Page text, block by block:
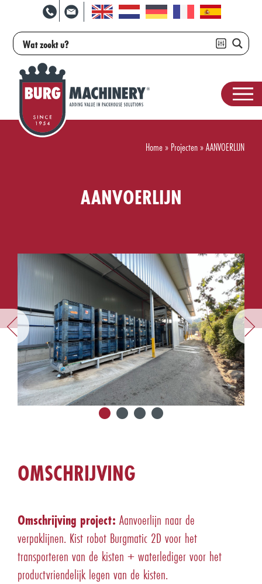
Home» Projecten»AANVOERLIJN
AANVOERLIJN
OMSCHRIJVING
Omschrijving project: Aanvoerlijn naar de
verpaklijnen. Kist robot Burgmatic 2D voor het
transporteren van de kisten + waterlediger voor het
productvriendelijk legen van de kisten.